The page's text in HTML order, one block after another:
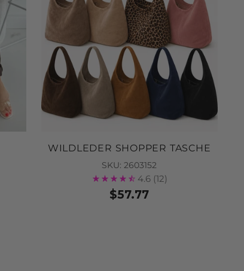
WILDLEDER SHOPPER TASCHE
SKU: 2603152
4.6 (12)
$57.77